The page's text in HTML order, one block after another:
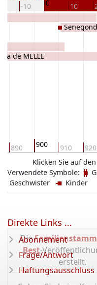
-10 0 10
890 900 910 920
de MELLE
Klicken Sie auf
Verwendete Symbole:
Geschwister
Kinder
Die
Best-
erstellt.
Direkte Links ...
Abonnement
Frage/Antwort
Haftungsausschluss